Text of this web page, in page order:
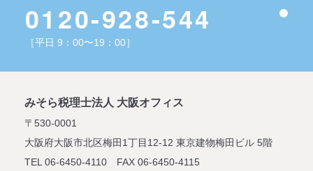
0120-928-544
［平日 9：00〜19：00］
みそら税理士法人 大阪オフィス
〒530-0001
大阪府大阪市北区梅田1丁目12-12 東京建物梅田ビル 5階
TEL 06-6450-4110 FAX 06-6450-4115